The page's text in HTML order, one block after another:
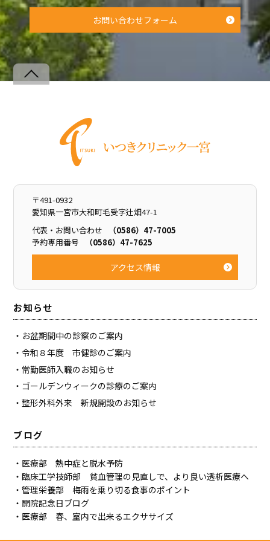
お問い合わせフォーム
Back
〒491-0932
愛知県一宮市大和町毛受字辻畑47-1
代表・お問い合わせ
（0586）47-7005
予約専用番号
（0586）47-7625
アクセス情報
お知らせ
お盆期間中の診察のご案内
令和８年度 市健診のご案内
常勤医師入職のお知らせ
ゴールデンウィークの診療のご案内
整形外科外来 新規開設のお知らせ
ブログ
医療部 熱中症と脱水予防
臨床工学技師部 貧血管理の見直しで、より良い透析医療へ
管理栄養部 梅雨を乗り切る食事のポイント
開院記念日ブログ
医療部 春、室内で出来るエクササイズ